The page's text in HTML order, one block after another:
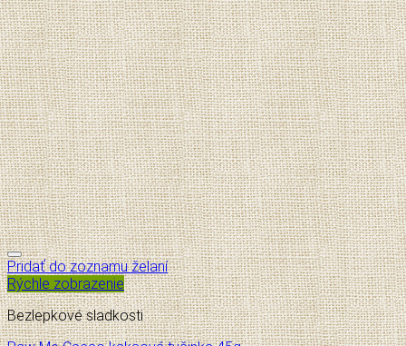
Pridať do zoznamu želaní
Rýchle zobrazenie
Bezlepkové sladkosti